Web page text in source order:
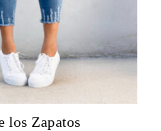
los Zapatos